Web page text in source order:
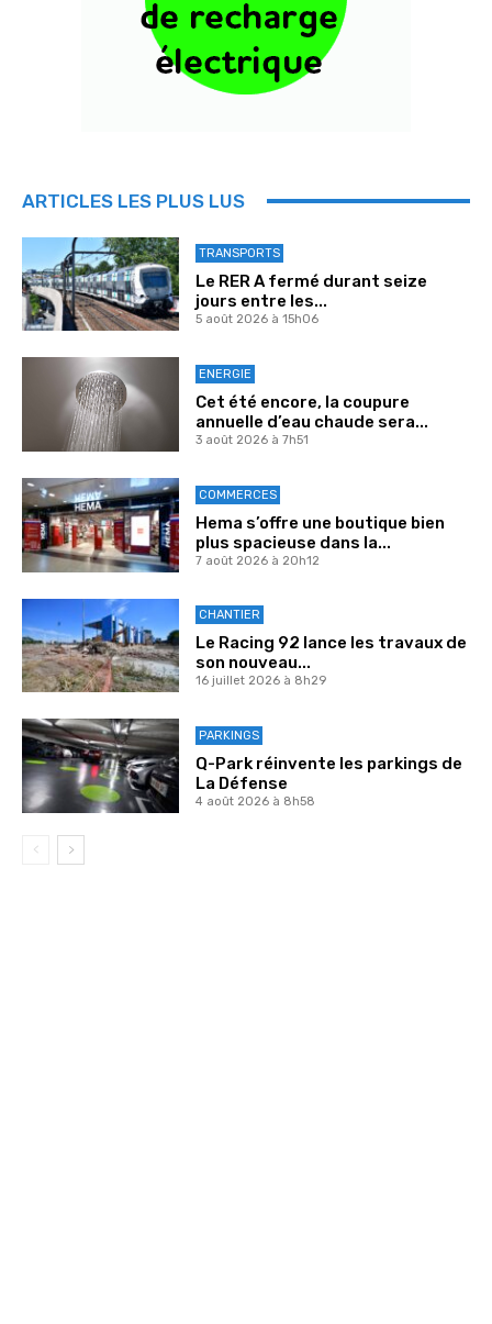
ARTICLES LES PLUS LUS
TRANSPORTS
Le RER A fermé durant seize
jours entre les...
5 août 2026 à 15h06
ENERGIE
Cet été encore, la coupure
annuelle d’eau chaude sera...
3 août 2026 à 7h51
COMMERCES
Hema s’offre une boutique bien
plus spacieuse dans la...
7 août 2026 à 20h12
CHANTIER
Le Racing 92 lance les travaux de
son nouveau...
16 juillet 2026 à 8h29
PARKINGS
Q-Park réinvente les parkings de
La Défense
4 août 2026 à 8h58